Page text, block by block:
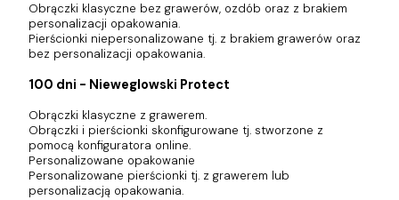
Obrączki klasyczne bez grawerów, ozdób oraz z brakiem
personalizacji opakowania.
Pierścionki niepersonalizowane tj. z brakiem grawerów oraz
bez personalizacji opakowania.
100 dni - Nieweglowski Protect
Obrączki klasyczne z grawerem.
Obrączki i pierścionki skonfigurowane tj. stworzone z
pomocą konfiguratora online.
Personalizowane opakowanie
Personalizowane pierścionki tj. z grawerem lub
personalizacją opakowania.